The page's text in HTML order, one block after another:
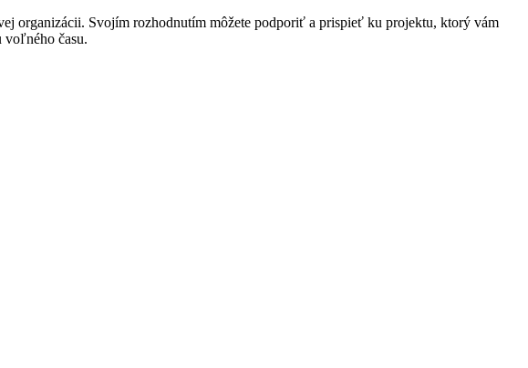
organizácii. Svojím rozhodnutím môžete podporiť a prispieť ku projektu, ktorý vám
voľného času.